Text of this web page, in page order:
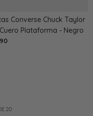
Converse Chuck Taylor
Plataforma - Negro
20